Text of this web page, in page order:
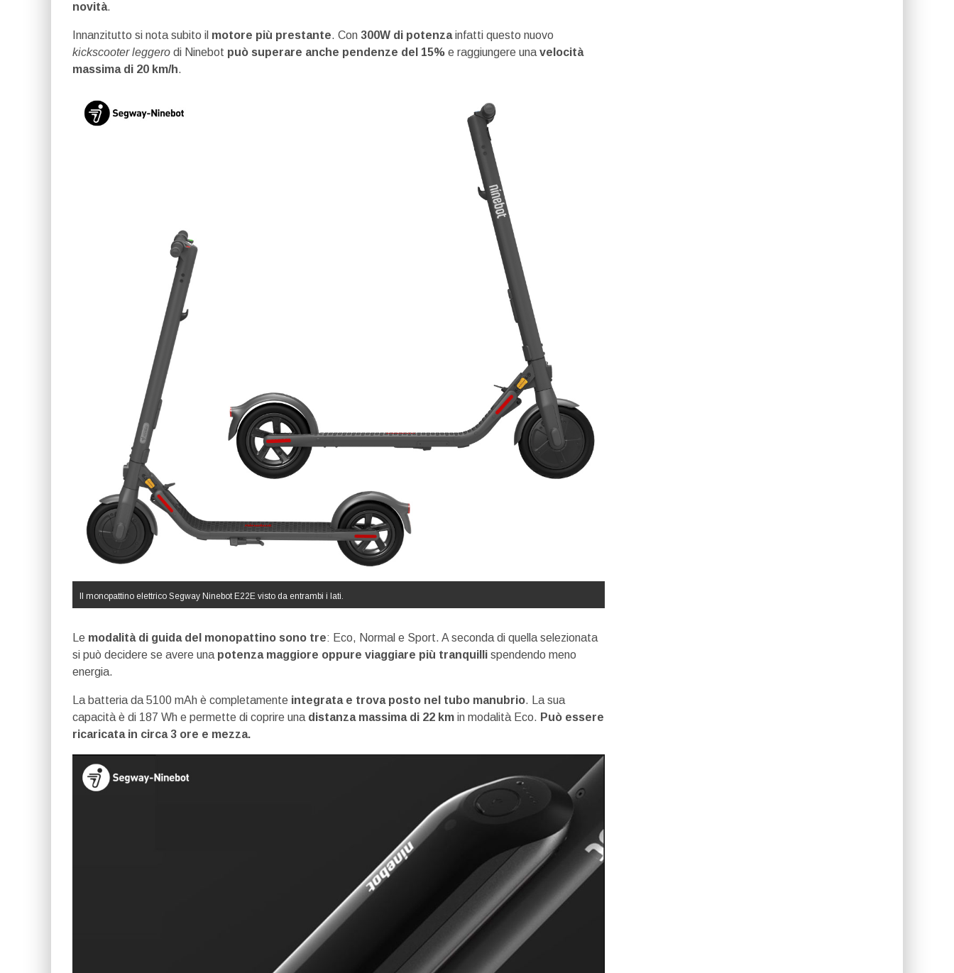
novità.
Innanzitutto si nota subito il motore più prestante. Con 300W di potenzainfatti questo nuovo
kickscooter leggero di Ninebot può superare anche pendenze del 15% e raggiungere unavelocità
massima di 20 km/h.
Il monopattino elettrico Segway Ninebot E22E visto da entrambi i lati.
Le modalità di guida del monopattino sono tre: Eco, Normal e Sport. A seconda di quella selezionata
si può decidere se avere una potenza maggiore oppure viaggiare più tranquilli spendendo meno
energia.
La batteria da 5100 mAh è completamente integrata e trova posto nel tubo manubrio. La sua
capacità è di 187 Wh e permette di coprire una distanza massima di 22 km in modalità Eco. Può essere
ricaricata in circa 3 ore e mezza.